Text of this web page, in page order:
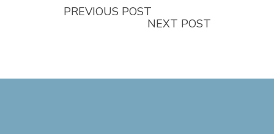
PREVIOUS POST
NEXT POST